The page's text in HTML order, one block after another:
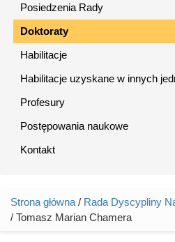
Posiedzenia Rady
Doktoraty
Habilitacje
Habilitacje uzyskane w innych
Profesury
Postępowania naukowe
Kontakt
Jesteś tutaj
Strona główna / Rada Dyscypliny
/ Tomasz Marian Chamera